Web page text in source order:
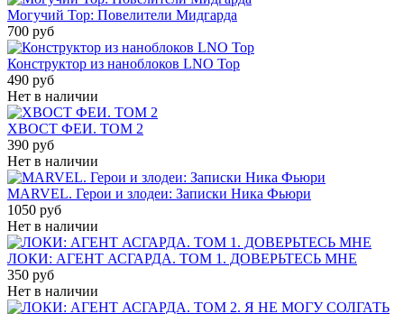
Могучий Тор: Повелители Мидгарда
700 руб
Конструктор из наноблоков LNO Тор
490 руб
Нет в наличии
ХВОСТ ФЕИ. ТОМ 2
390 руб
Нет в наличии
MARVEL. Герои и злодеи: Записки Ника Фьюри
1050 руб
Нет в наличии
ЛОКИ: АГЕНТ АСГАРДА. ТОМ 1. ДОВЕРЬТЕСЬ МНЕ
350 руб
Нет в наличии